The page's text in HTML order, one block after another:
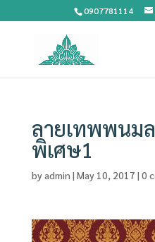
0907781114
ลายเทพพนม
พิเศษ1
byadmin | May 10, 2017 | 0